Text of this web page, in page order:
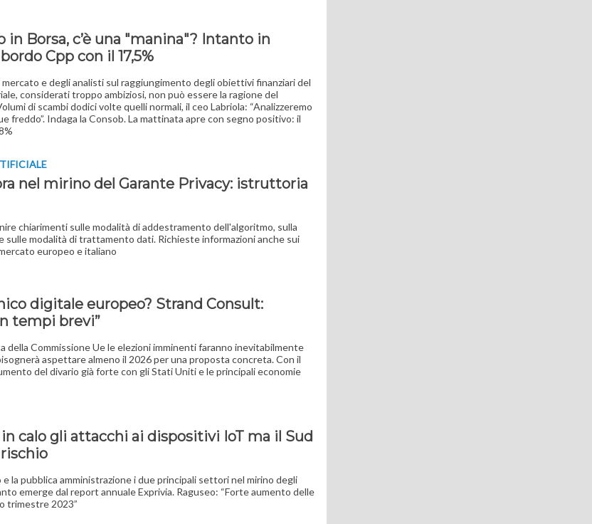
in Borsa, c’è una "manina"? Intanto in
Cpp con il 17,5%
mercato e degli analisti sul raggiungimento degli obiettivi finanziari del
considerati troppo ambiziosi, non può essere la ragione del
di scambi dodici volte quelli normali, il ceo Labriola: “Analizzeremo
freddo”. Indaga la Consob. La mattinata apre con segno positivo: il
nel mirino del Garante Privacy: istruttoria
chiarimenti sulle modalità di addestramento dell'algoritmo, sulla
sulle modalità di trattamento dati. Richieste informazioni anche sui
europeo e italiano
digitale europeo? Strand Consult:
tempi brevi”
della Commissione Ue le elezioni imminenti faranno inevitabilmente
aspettare almeno il 2026 per una proposta concreta. Con il
del divario già forte con gli Stati Uniti e le principali economie
calo gli attacchi ai dispositivi IoT ma il Sud
la pubblica amministrazione i due principali settori nel mirino degli
emerge dal report annuale Exprivia. Raguseo: “Forte aumento delle
trimestre 2023”